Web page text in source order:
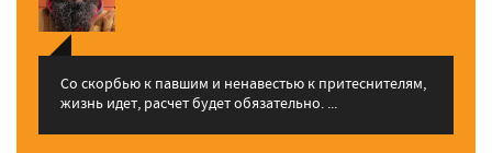
Со скорбью к павшим и ненавестью к притеснителям,
жизнь идет, расчет будет обязательно. ...